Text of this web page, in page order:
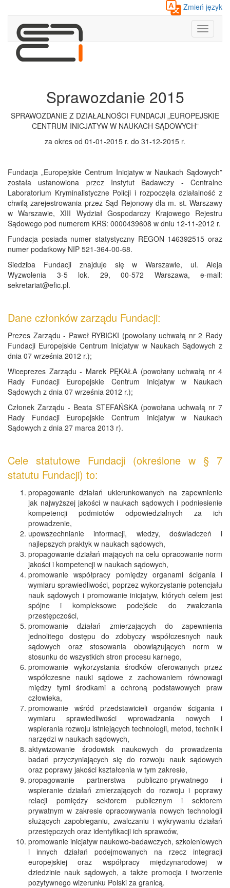
Zmień język
Toggle
Sprawozdanie 2015
SPRAWOZDANIE Z DZIAŁALNOŚCI FUNDACJI „EUROPEJSKIE
CENTRUM INICJATYW W NAUKACH SĄDOWYCH”
za okres od 01-01-2015 r. do 31-12-2015 r.
Fundacja „Europejskie Centrum Inicjatyw w Naukach Sądowych”
została ustanowiona przez Instytut Badawczy - Centralne
Laboratorium Kryminalistyczne Policji i rozpoczęła działalność z
chwilą zarejestrowania przez Sąd Rejonowy dla m. st. Warszawy
w Warszawie, XIII Wydział Gospodarczy Krajowego Rejestru
Sądowego pod numerem KRS: 0000439608 w dniu 12-11-2012 r.
Fundacja posiada numer statystyczny REGON 146392515 oraz
numer podatkowy NIP 521-364-00-68.
Siedziba Fundacji znajduje się w Warszawie, ul. Aleja
Wyzwolenia 3-5 lok. 29, 00-572 Warszawa, e-mail:
sekretariat@efic.pl.
Dane członków zarządu Fundacji:
Prezes Zarządu - Paweł RYBICKI (powołany uchwałą nr 2 Rady
Fundacji Europejskie Centrum Inicjatyw w Naukach Sądowych z
dnia 07 września 2012 r.);
Wiceprezes Zarządu - Marek PĘKAŁA (powołany uchwałą nr 4
Rady Fundacji Europejskie Centrum Inicjatyw w Naukach
Sądowych z dnia 07 września 2012 r.);
Członek Zarządu - Beata STEFAŃSKA (powołana uchwałą nr 7
Rady Fundacji Europejskie Centrum Inicjatyw w Naukach
Sądowych z dnia 27 marca 2013 r).
Cele statutowe Fundacji (określone w § 7
statutu Fundacji) to:
propagowanie działań ukierunkowanych na zapewnienie
jak najwyższej jakości w naukach sądowych i podniesienie
kompetencji podmiotów odpowiedzialnych za ich
prowadzenie,
upowszechnianie informacji, wiedzy, doświadczeń i
najlepszych praktyk w naukach sądowych,
propagowanie działań mających na celu opracowanie norm
jakości i kompetencji w naukach sądowych,
promowanie współpracy pomiędzy organami ścigania i
wymiaru sprawiedliwości, poprzez wykorzystanie potencjału
nauk sądowych i promowanie inicjatyw, których celem jest
spójne i kompleksowe podejście do zwalczania
przestępczości,
promowanie działań zmierzających do zapewnienia
jednolitego dostępu do zdobyczy współczesnych nauk
sądowych oraz stosowania obowiązujących norm w
stosunku do wszystkich stron procesu karnego,
promowanie wykorzystania środków oferowanych przez
współczesne nauki sądowe z zachowaniem równowagi
między tymi środkami a ochroną podstawowych praw
człowieka,
promowanie wśród przedstawicieli organów ścigania i
wymiaru sprawiedliwości wprowadzania nowych i
wspierania rozwoju istniejących technologii, metod, technik i
narzędzi w naukach sądowych,
aktywizowanie środowisk naukowych do prowadzenia
badań przyczyniających się do rozwoju nauk sądowych
oraz poprawy jakości kształcenia w tym zakresie,
propagowanie partnerstwa publiczno-prywatnego i
wspieranie działań zmierzających do rozwoju i poprawy
relacji pomiędzy sektorem publicznym i sektorem
prywatnym w zakresie opracowywania nowych technologii
służących zapobieganiu, zwalczaniu i wykrywaniu działań
przestępczych oraz identyfikacji ich sprawców,
promowanie inicjatyw naukowo-badawczych, szkoleniowych
i innych działań podejmowanych na rzecz integracji
europejskiej oraz współpracy międzynarodowej w
dziedzinie nauk sądowych, a także promocja i tworzenie
pozytywnego wizerunku Polski za granicą.